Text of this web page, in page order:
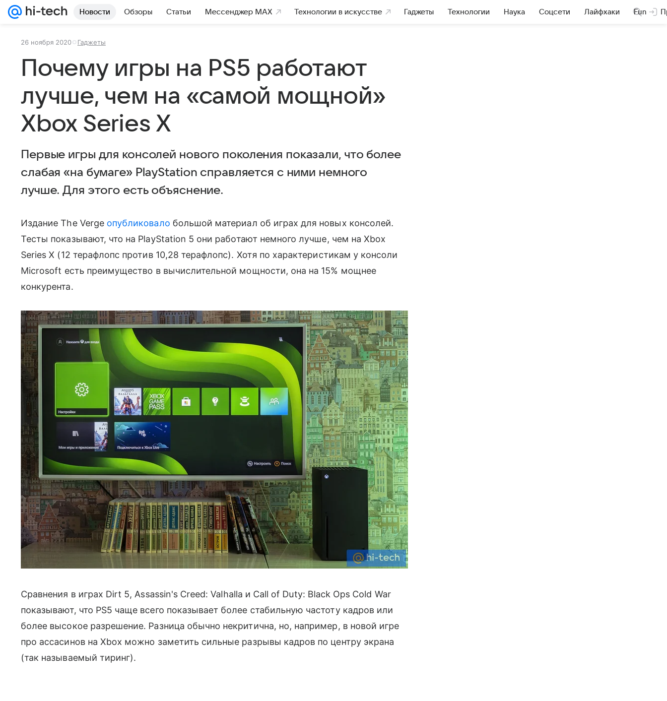
Новости Обзоры Статьи Мессенджер MAX Технологии в искусстве Гаджеты Технологии Наука Соцсети Лайфхаки Fun
26 ноября 2020 Гаджеты
Почему игры на PS5 работают
лучше, чем на «самой мощной»
Xbox Series X
Первые игры для консолей нового поколения показали, что более
слабая «на бумаге» PlayStation справляется с ними немного
лучше. Для этого есть объяснение.
Издание The Verge опубликовало большой материал об играх для новых консолей.
Тесты показывают, что на PlayStation 5 они работают немного лучше, чем на Xbox
Series X (12 терафлопс против 10,28 терафлопс). Хотя по характеристикам у консоли
Microsoft есть преимущество в вычислительной мощности, она на 15% мощнее
конкурента.
Сравнения в играх Dirt 5, Assassin's Creed: Valhalla и Call of Duty: Black Ops Cold War
показывают, что PS5 чаще всего показывает более стабильную частоту кадров или
более высокое разрешение. Разница обычно некритична, но, например, в новой игре
про ассасинов на Xbox можно заметить сильные разрывы кадров по центру экрана
(так называемый тиринг).